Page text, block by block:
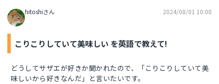
hitoshiさん 2024/08/01 10:00
こりこりしていて美味しい を英語で教えて!
どうしてサザエが好きか聞かれたので、「こりこりしていて美
味しいから好きなんだ」と言いたいです。